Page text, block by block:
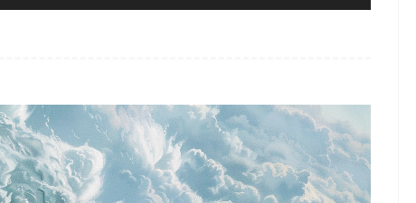
キ
ー
を
使
リ
調
節
に
は